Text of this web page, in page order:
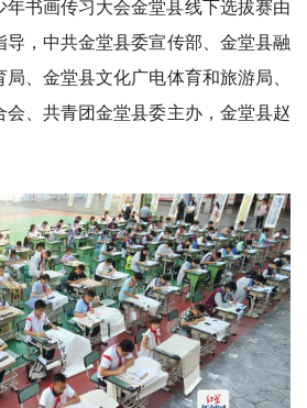
年书画传习大会金堂县线下选拔赛由
，中共金堂县委宣传部、金堂县融
、金堂县文化广电体育和旅游局、
、共青团金堂县委主办，金堂县赵